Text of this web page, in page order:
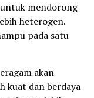
mendorong
heterogen.
pada satu
akan
kuat dan berdaya